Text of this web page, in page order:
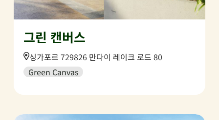
그린 캔버스
Location:
싱가포르 729826 만다이 레이크 로드 80
Green Canvas